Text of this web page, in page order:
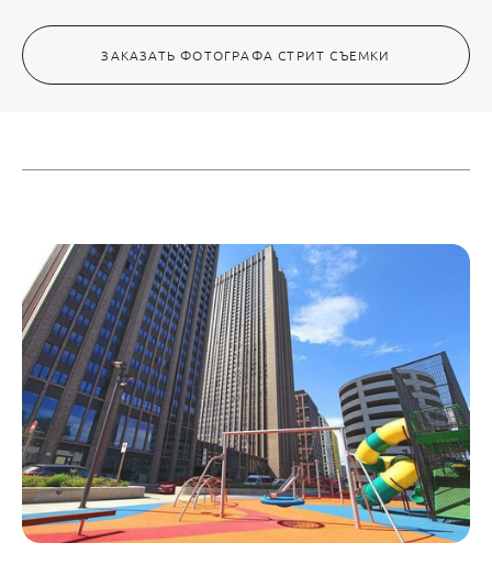
ЗАКАЗАТЬ ФОТОГРАФА СТРИТ СЪЕМКИ